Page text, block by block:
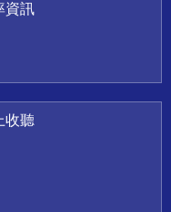
資訊
收聽